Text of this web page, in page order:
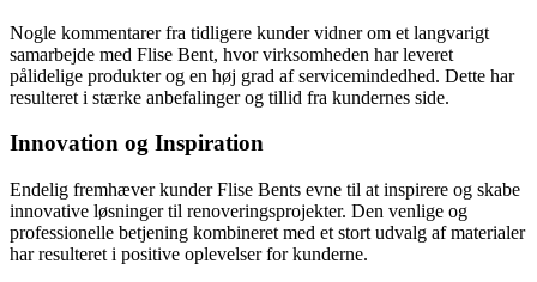
Nogle kommentarer fra tidligere kunder vidner om et langvarigt
samarbejde med Flise Bent, hvor virksomheden har leveret
pålidelige produkter og en høj grad af servicemindedhed. Dette har
resulteret i stærke anbefalinger og tillid fra kundernes side.
Innovation og Inspiration
Endelig fremhæver kunder Flise Bents evne til at inspirere og skabe
innovative løsninger til renoveringsprojekter. Den venlige og
professionelle betjening kombineret med et stort udvalg af materialer
har resulteret i positive oplevelser for kunderne.